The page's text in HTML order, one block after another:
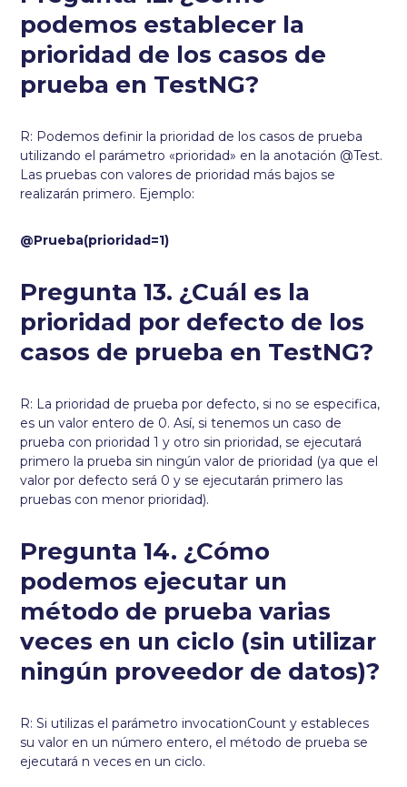
podemos establecer la
prioridad de los casos de
prueba en TestNG?
R: Podemos definir la prioridad de los casos de prueba
utilizando el parámetro «prioridad» en la anotación @Test.
Las pruebas con valores de prioridad más bajos se
realizarán primero. Ejemplo:
@Prueba(prioridad=1)
Pregunta 13. ¿Cuál es la
prioridad por defecto de los
casos de prueba en TestNG?
R: La prioridad de prueba por defecto, si no se especifica,
es un valor entero de 0. Así, si tenemos un caso de
prueba con prioridad 1 y otro sin prioridad, se ejecutará
primero la prueba sin ningún valor de prioridad (ya que el
valor por defecto será 0 y se ejecutarán primero las
pruebas con menor prioridad).
Pregunta 14. ¿Cómo
podemos ejecutar un
método de prueba varias
veces en un ciclo (sin utilizar
ningún proveedor de datos)?
R: Si utilizas el parámetro invocationCount y estableces
su valor en un número entero, el método de prueba se
ejecutará n veces en un ciclo.